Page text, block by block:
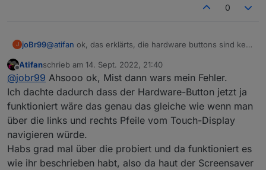
0
J joBr99@atifan ok, das erklärts, die hardware buttons sind kein
auch nicht auf 0 gesetzt
man könnte eventuell den timer auch beim laden der
seiten auf 0 setzten, das sollte das problem lösen
bei entityUpd, beim laden der seite würde nur helfen
wenn man den typ von der seite wechselt
eventuell bei pageType ..., entityUpd würde auch bei
den callbacks aufgerufen
Offline
Atifanschrieb am 14. Sept. 2022, 21:40
zuletzt editiert von
@jobr99 Ahsooo ok, Mist dann wars mein Fehler.
Ich dachte dadurch dass der Hardware-Button jetzt ja
funktioniert wäre das genau das gleiche wie wenn man
über die links und rechts Pfeile vom Touch-Display
navigieren würde.
Habs grad mal über die probiert und da funktioniert es
wie ihr beschrieben habt, also da haut der Screensaver